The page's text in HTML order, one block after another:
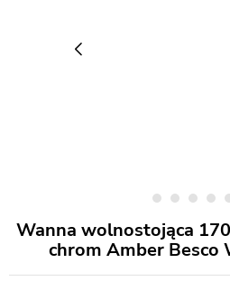
Wanna wolnostojąca
chrom Amber Besco